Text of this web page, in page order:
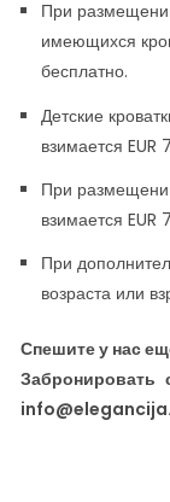
При
имеющихся
бесплатно.
Детские
взимается EUR
При
взимается EUR
При
возраста или
Спешите у нас